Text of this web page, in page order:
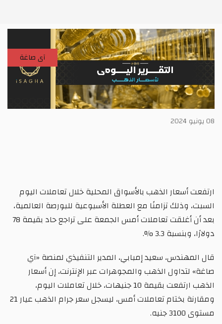
آى صاغة
08 يونيو 2024
ارتفعت أسعار الذهب بالأسواق المحلية خلال تعاملات اليوم
السبت، وذلك تزامنًا مع العطلة الأسبوعية للبورصة العالمية،
بعد أن أغلقت تعاملات أمس الجمعة على تراجع حاد بقيمة 78
دولارًا، وبنسبة 3.3 %.
قال المهندس، سعيد إمبابي، المدير التنفيذي لمنصة «آي
صاغة» لتداول الذهب والمجوهرات عبر الإنترنت، إن أسعار
الذهب ارتفعت بقيمة 10 جنيهات، خلال تعاملات اليوم،
ومقارنة بختام تعاملات أمس، ليسجل سعر جرام الذهب عيار 21
مستوى 3100 جنيه.